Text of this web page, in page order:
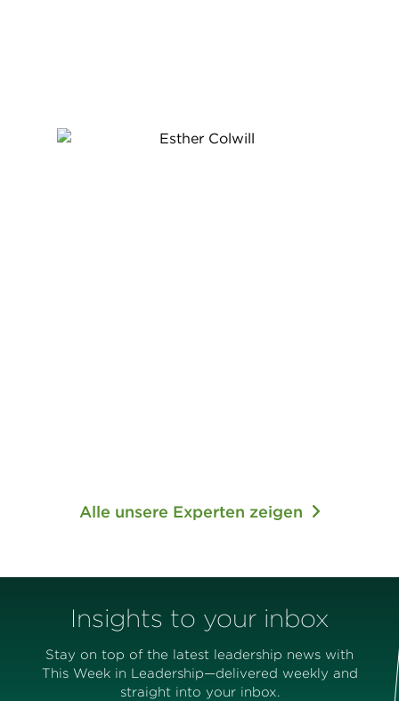
Alle unsere Experten zeigen
Insights to your inbox
Stay on top of the latest leadership news with
This Week in Leadership—delivered weekly and
straight into your inbox.